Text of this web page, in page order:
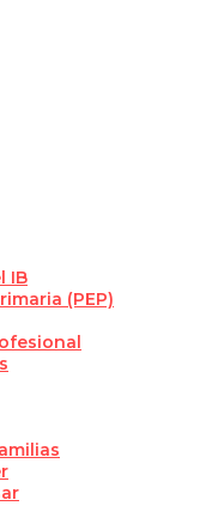
IB
(PEP)